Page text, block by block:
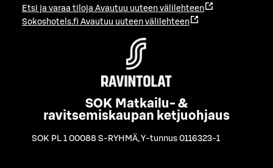
Etsi ja varaa tiloja Avautuu uuteen välilehteen
Sokoshotels.fi Avautuu uuteen välilehteen
SOK Matkailu- &
ravitsemiskaupan ketjuohjaus
SOK PL 1 00088 S-RYHMÄ,Y-tunnus 0116323-1